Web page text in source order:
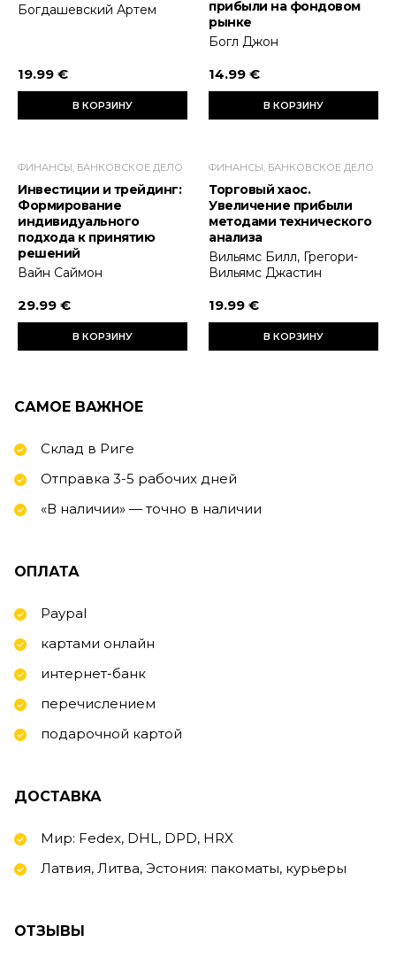
Богдашевский Артем
19.99 €
В КОРЗИНУ
прибыли на фондовом
рынке
Богл Джон
14.99 €
В КОРЗИНУ
ФИНАНСЫ, БАНКОВСКОЕ ДЕЛО
Инвестиции и трейдинг:
Формирование
индивидуального
подхода к принятию
решений
Вайн Саймон
29.99 €
В КОРЗИНУ
ФИНАНСЫ, БАНКОВСКОЕ ДЕЛО
Торговый хаос.
Увеличение прибыли
методами технического
анализа
Вильямс Билл, Грегори-
Вильямс Джастин
19.99 €
В КОРЗИНУ
САМОЕ ВАЖНОЕ
Склад в Риге
Отправка 3-5 рабочих дней
«В наличии» — точно в наличии
ОПЛАТА
Paypal
картами онлайн
интернет-банк
перечислением
подарочной картой
ДОСТАВКА
Мир: Fedex, DHL, DPD, HRX
Латвия, Литва, Эстония: пакоматы, курьеры
ОТЗЫВЫ